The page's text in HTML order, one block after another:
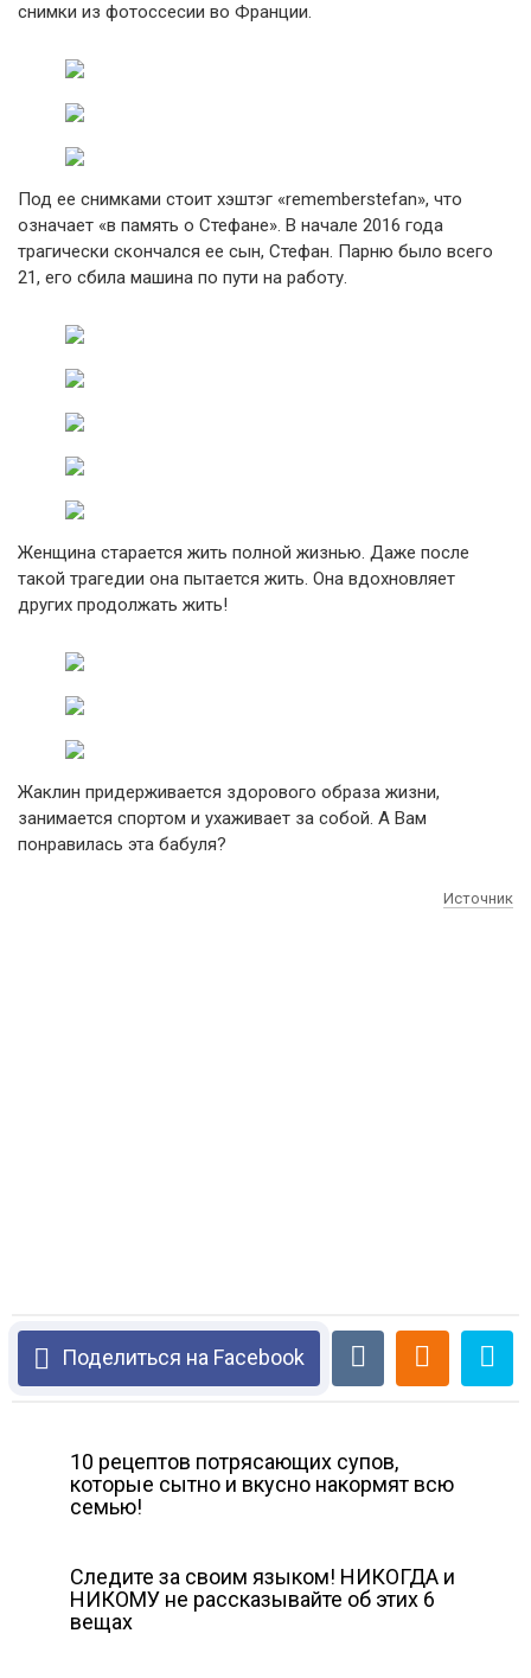
снимки из фотоссесии во Франции.
Под ее снимками стоит хэштэг «rememberstefan», что
означает «в память о Стефане». В начале 2016 года
трагически скончался ее сын, Стефан. Парню было всего
21, его сбила машина по пути на работу.
Женщина старается жить полной жизнью. Даже после
такой трагедии она пытается жить. Она вдохновляет
других продолжать жить!
Жаклин придерживается здорового образа жизни,
занимается спортом и ухаживает за собой. А Вам
понравилась эта бабуля?
Источник
Поделиться на Facebook
10 рецептов потрясающих супов,
которые сытно и вкусно накормят всю
семью!
Следите за своим языком! НИКОГДА и
НИКОМУ не рассказывайте об этих 6
вещах